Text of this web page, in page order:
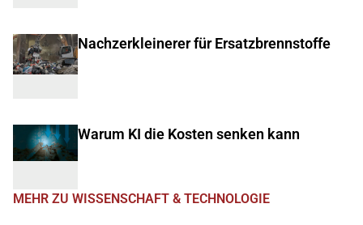
Nachzerkleinerer für Ersatzbrennstoffe
Warum KI die Kosten senken kann
MEHR ZU WISSENSCHAFT & TECHNOLOGIE